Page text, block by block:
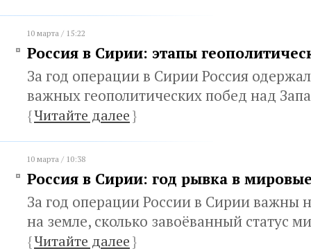
10 марта / 15:22
Россия в Сирии: этапы
За год операции в Сирии Россия
важных геополитических побед над
{Читайте далее}
10 марта / 10:38
Россия в Сирии: год рывка в
За год операции России в Сирии важны
на земле, сколько завоёванный статус
{Читайте далее}